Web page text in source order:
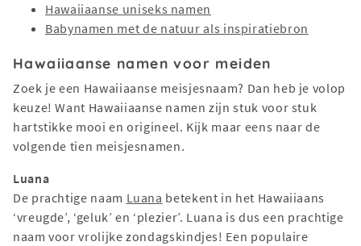
Hawaiiaanse uniseks namen
Babynamen met de natuur als inspiratiebron
Hawaiiaanse namen voor meiden
Zoek je een Hawaiiaanse meisjesnaam? Dan heb je volop
keuze! Want Hawaiiaanse namen zijn stuk voor stuk
hartstikke mooi en origineel. Kijk maar eens naar de
volgende tien meisjesnamen.
Luana
De prachtige naam Luana betekent in het Hawaiiaans
‘vreugde’, ‘geluk’ en ‘plezier’. Luana is dus een prachtige
naam voor vrolijke zondagskindjes! Een populaire